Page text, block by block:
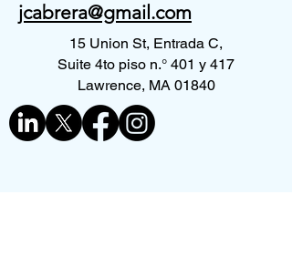
jcabrera@gmail.com
15 Union St, Entrada C,
Suite 4to piso n.° 401 y 417
Lawrence, MA 01840